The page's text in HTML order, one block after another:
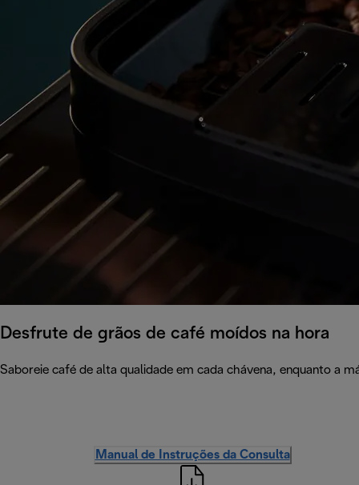
Desfrute de grãos de café moídos na hora
Saboreie café de alta qualidade em cada chávena, enquanto a
Manual de Instruções da Consulta